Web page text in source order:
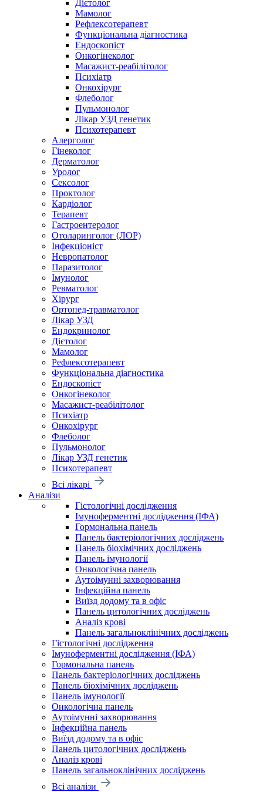
Дієтолог
Мамолог
Рефлексотерапевт
Функціональна діагностика
Ендоскопіст
Онкогінеколог
Масажист-реабілітолог
Психіатр
Онкохірург
Флеболог
Пульмонолог
Лікар УЗД генетик
Психотерапевт
Алерголог
Гінеколог
Дерматолог
Уролог
Сексолог
Проктолог
Кардіолог
Терапевт
Гастроентеролог
Отоларинголог (ЛОР)
Інфекціоніст
Невропатолог
Паразитолог
Імунолог
Ревматолог
Хірург
Ортопед-травматолог
Лікар УЗД
Ендокринолог
Дієтолог
Мамолог
Рефлексотерапевт
Функціональна діагностика
Ендоскопіст
Онкогінеколог
Масажист-реабілітолог
Психіатр
Онкохірург
Флеболог
Пульмонолог
Лікар УЗД генетик
Психотерапевт
Всі лікарі
Аналізи
Гістологічні дослідження
Імуноферментні дослідження (ІФА)
Гормональна панель
Панель бактеріологічних досліджень
Панель біохімічних досліджень
Панель імунології
Онкологічна панель
Аутоімунні захворювання
Інфекційна панель
Виїзд додому та в офіс
Панель цитологічних досліджень
Аналіз крові
Панель загальноклінічних досліджень
Гістологічні дослідження
Імуноферментні дослідження (ІФА)
Гормональна панель
Панель бактеріологічних досліджень
Панель біохімічних досліджень
Панель імунології
Онкологічна панель
Аутоімунні захворювання
Інфекційна панель
Виїзд додому та в офіс
Панель цитологічних досліджень
Аналіз крові
Панель загальноклінічних досліджень
Всі аналізи